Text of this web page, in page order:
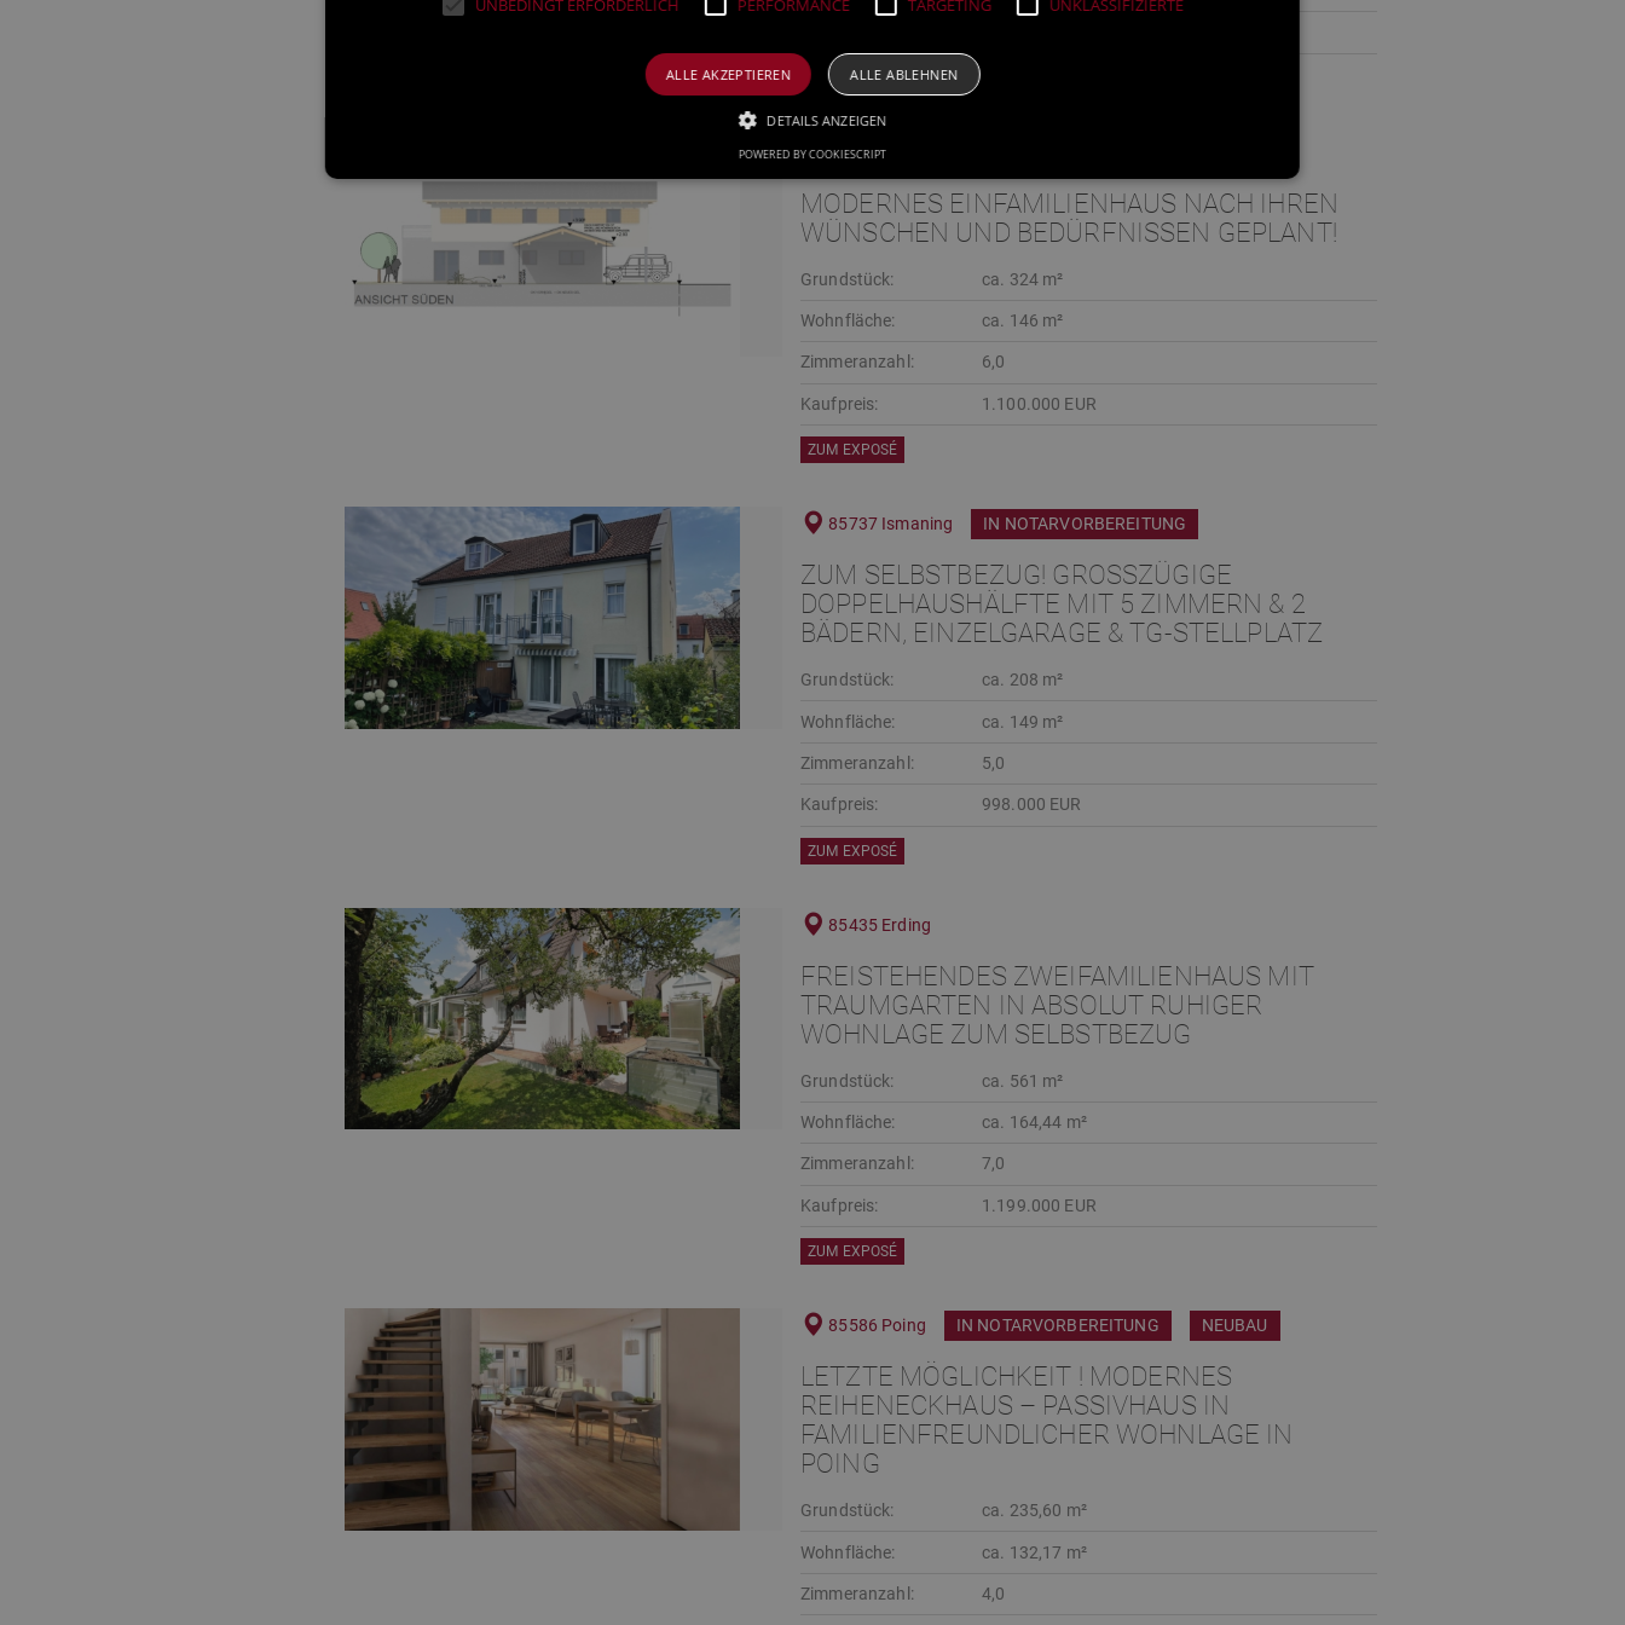
ZUM EXPOSÉ
85435 Erding
MODERNES EINFAMILIENHAUS NACH IHREN
WÜNSCHEN UND BEDÜRFNISSEN GEPLANT!
Grundstück: ca. 324 m²
Wohnfläche: ca. 146 m²
Zimmeranzahl: 6,0
Kaufpreis: 1.100.000 EUR
ZUM EXPOSÉ
85737 Ismaning IN NOTARVORBEREITUNG
ZUM SELBSTBEZUG! GROSSZÜGIGE D
OPPELHAUSHÄLFTE MIT 5 ZIMMERN & 2 B
ÄDERN, EINZELGARAGE & TG-STELLPLATZ
Grundstück: ca. 208 m²
Wohnfläche: ca. 149 m²
Zimmeranzahl: 5,0
Kaufpreis: 998.000 EUR
ZUM EXPOSÉ
85435 Erding
FREISTEHENDES ZWEIFAMILIENHAUS MIT
TRAUMGARTEN IN ABSOLUT RUHIGER
WOHNLAGE ZUM SELBSTBEZUG
Grundstück: ca. 561 m²
Wohnfläche: ca. 164,44 m²
Zimmeranzahl: 7,0
Kaufpreis: 1.199.000 EUR
ZUM EXPOSÉ
85586 Poing IN NOTARVORBEREITUNG NEUBAU
LETZTE MÖGLICHKEIT ! MODERNES
REIHENECKHAUS – PASSIVHAUS IN
FAMILIENFREUNDLICHER WOHNLAGE IN
POING
Grundstück: ca. 235,60 m²
Wohnfläche: ca. 132,17 m²
Zimmeranzahl: 4,0
ALLE AKZEPTIEREN ALLE ABLEHNEN
DETAILS ANZEIGEN
POWERED BY COOKIESCRIPT